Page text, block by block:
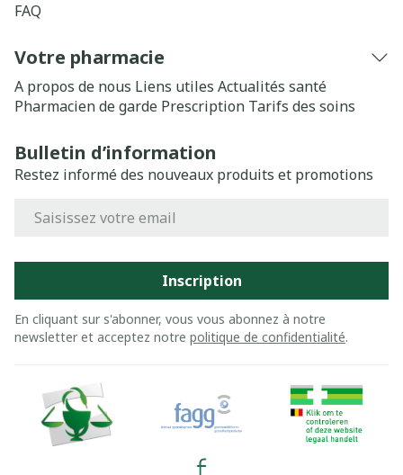
FAQ
Votre pharmacie
A propos de nous Liens utiles Actualités santé
Pharmacien de garde Prescription Tarifs des soins
Bulletin d’information
Restez informé des nouveaux produits et promotions
Inscription
En cliquant sur s'abonner, vous vous abonnez à notre
newsletter et acceptez notre politique de confidentialité.